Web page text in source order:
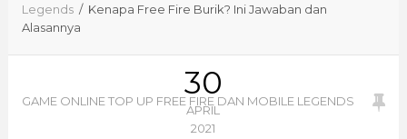
Legends/ Kenapa Free Fire Burik? Ini Jawaban dan
Alasannya
30
APRIL
2021
GAME ONLINE TOP UP FREE FIRE DAN MOBILE LEGENDS